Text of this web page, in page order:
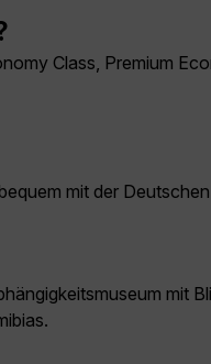
Class, Premium
mit der
mit